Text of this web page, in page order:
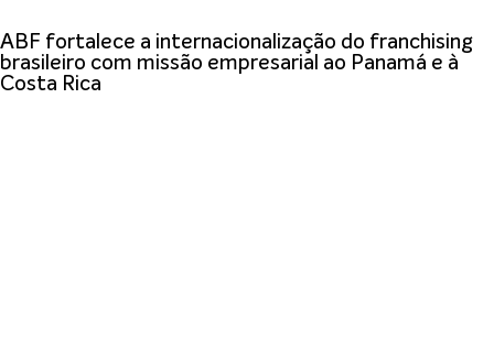
ABF fortalece a internacionalização do franchising
brasileiro com missão empresarial ao Panamá e à
Costa Rica